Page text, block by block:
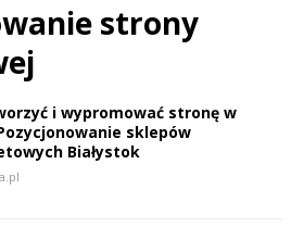
strony
i wypromować stronę w
sklepów
Białystok